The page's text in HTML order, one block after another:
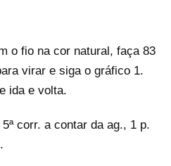
o fio na cor natural, faça 83
virar e siga o gráfico 1.
ida e volta.
corr. a contar da ag., 1 p.